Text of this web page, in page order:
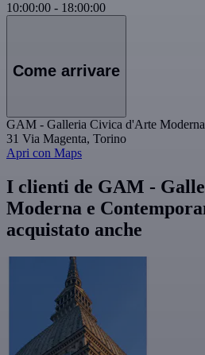
10:00:00 - 18:00:00
Come arrivare
GAM - Galleria Civica d'Arte Moderna
31 Via Magenta, Torino
Apri con Maps
I clienti de GAM -
Moderna e
acquistato anche